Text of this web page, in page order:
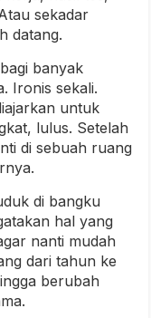
sekadar
datang.
banyak
Ironis sekali.
untuk
lulus. Setelah
di sebuah ruang
di bangku
hal yang
nanti mudah
dari tahun ke
berubah